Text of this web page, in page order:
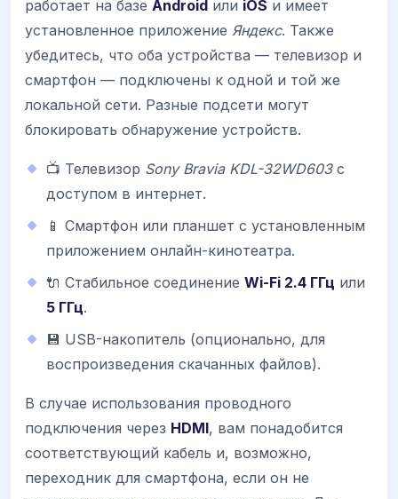
работает на базе Android или iOS и имеет
установленное приложение Яндекс. Также
убедитесь, что оба устройства — телевизор и
смартфон — подключены к одной и той же
локальной сети. Разные подсети могут
блокировать обнаружение устройств.
📺 Телевизор Sony Bravia KDL-32WD603с
доступом в интернет.
📱 Смартфон или планшет с установленным
приложением онлайн-кинотеатра.
🔌 Стабильное соединение Wi-Fi 2.4 ГГц или
5 ГГц.
💾 USB-накопитель (опционально, для
воспроизведения скачанных файлов).
В случае использования проводного
подключения через HDMI, вам понадобится
соответствующий кабель и, возможно,
переходник для смартфона, если он не